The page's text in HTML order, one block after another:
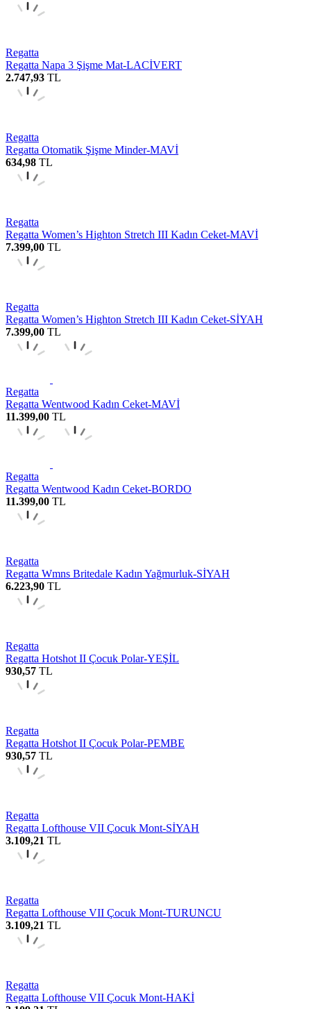
Regatta
Regatta Napa 3 Şişme Mat-LACİVERT
2.747,93 TL
Regatta
Regatta Otomatik Şişme Minder-MAVİ
634,98 TL
Regatta
Regatta Women’s Highton Stretch III Kadın Ceket-MAVİ
7.399,00 TL
Regatta
Regatta Women’s Highton Stretch III Kadın Ceket-SİYAH
7.399,00 TL
Regatta
Regatta Wentwood Kadın Ceket-MAVİ
11.399,00 TL
Regatta
Regatta Wentwood Kadın Ceket-BORDO
11.399,00 TL
Regatta
Regatta Wmns Britedale Kadın Yağmurluk-SİYAH
6.223,90 TL
Regatta
Regatta Hotshot II Çocuk Polar-YEŞİL
930,57 TL
Regatta
Regatta Hotshot II Çocuk Polar-PEMBE
930,57 TL
Regatta
Regatta Lofthouse VII Çocuk Mont-SİYAH
3.109,21 TL
Regatta
Regatta Lofthouse VII Çocuk Mont-TURUNCU
3.109,21 TL
Regatta
Regatta Lofthouse VII Çocuk Mont-HAKİ